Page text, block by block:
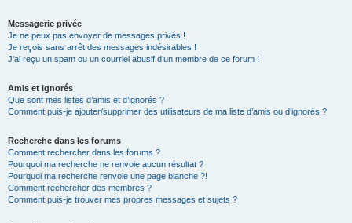
Messagerie privée
Je ne peux pas envoyer de messages privés !
Je reçois sans arrêt des messages indésirables !
J’ai reçu un spam ou un courriel abusif d’un membre de ce forum !
Amis et ignorés
Que sont mes listes d’amis et d’ignorés ?
Comment puis-je ajouter/supprimer des utilisateurs de ma liste d’amis ou d’ignorés ?
Recherche dans les forums
Comment rechercher dans les forums ?
Pourquoi ma recherche ne renvoie aucun résultat ?
Pourquoi ma recherche renvoie une page blanche ?!
Comment rechercher des membres ?
Comment puis-je trouver mes propres messages et sujets ?